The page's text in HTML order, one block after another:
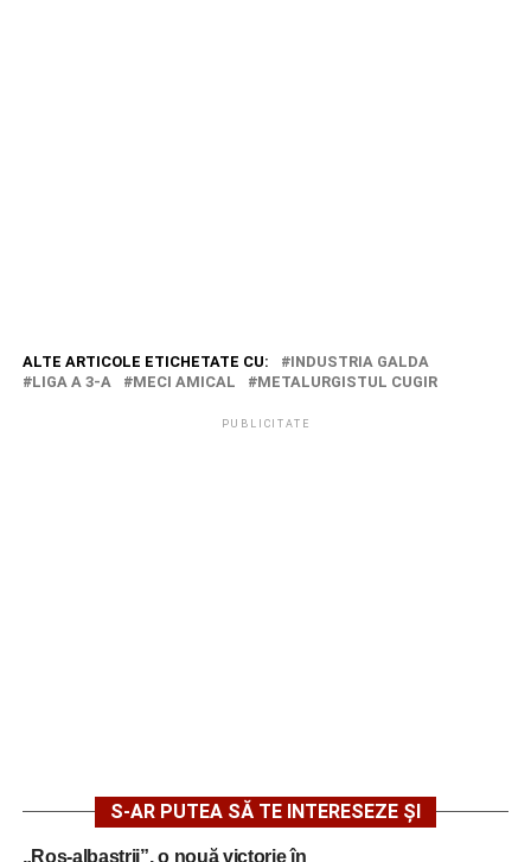
ALTE ARTICOLE ETICHETATE CU:
INDUSTRIA GALDA
LIGA A 3-A
MECI AMICAL METALURGISTUL CUGIR
PUBLICITATE
S-AR PUTEA SĂ TE INTERESEZE ȘI
„Roș-albaștrii”, o nouă victorie în